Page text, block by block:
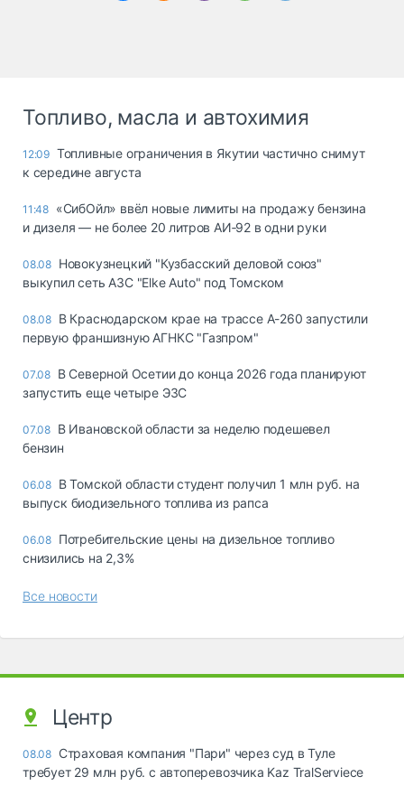
Топливо, масла и автохимия
12:09 Топливные ограничения в Якутии частично снимут
к середине августа
11:48 «СибОйл» ввёл новые лимиты на продажу бензина
и дизеля — не более 20 литров АИ‑92 в одни руки
08.08 Новокузнецкий "Кузбасский деловой союз"
выкупил сеть АЗС "Elke Auto" под Томском
08.08 В Краснодарском крае на трассе А-260 запустили
первую франшизную АГНКС "Газпром"
07.08 В Северной Осетии до конца 2026 года планируют
запустить еще четыре ЭЗС
07.08 В Ивановской области за неделю подешевел
бензин
06.08 В Томской области студент получил 1 млн руб. на
выпуск биодизельного топлива из рапса
06.08 Потребительские цены на дизельное топливо
снизились на 2,3%
Все новости
Центр
08.08 Страховая компания "Пари" через суд в Туле
требует 29 млн руб. с автоперевозчика Kaz TralServiece